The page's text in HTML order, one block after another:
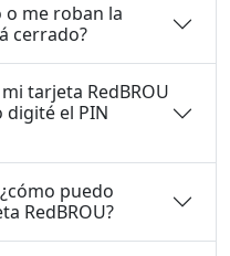
o me roban la
cerrado?
tarjeta RedBROU
el PIN
puedo
RedBROU?